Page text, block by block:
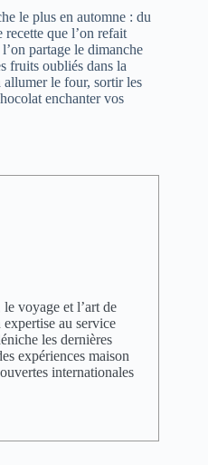
le plus en automne : du
recette que l’on refait
partage le dimanche
fruits oubliés dans la
allumer le four, sortir les
enchanter vos
voyage et l’art de
au service
les dernières
expériences maison
internationales